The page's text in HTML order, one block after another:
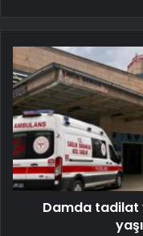
Damda tadilat